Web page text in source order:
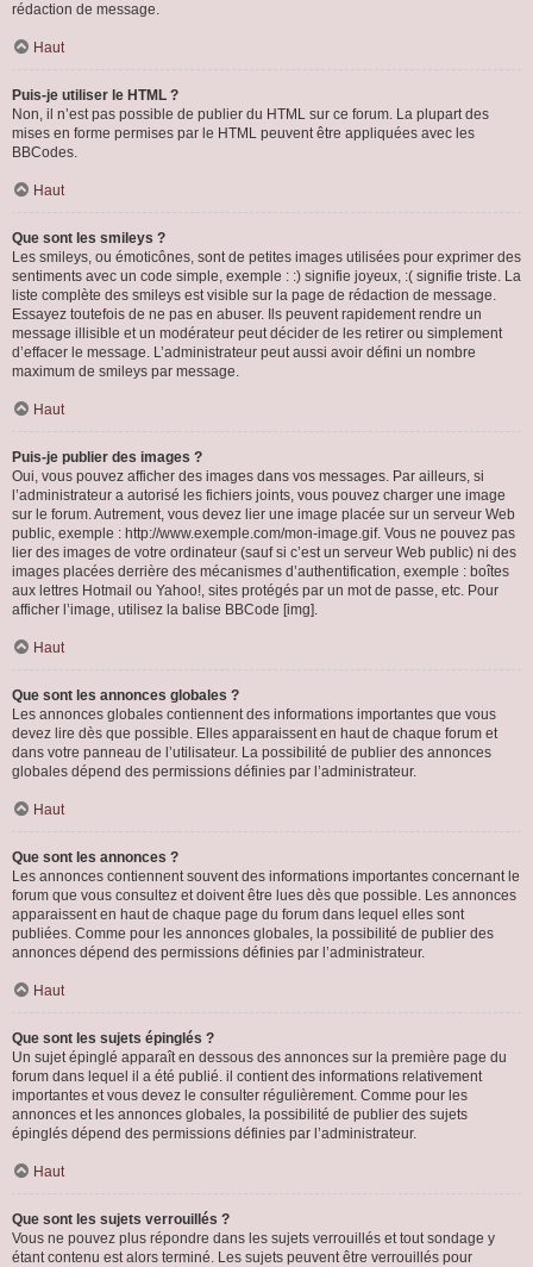
rédaction de message.
Haut
Puis-je utiliser le HTML ?
Non, il n’est pas possible de publier du HTML sur ce forum. La plupart des
mises en forme permises par le HTML peuvent être appliquées avec les
BBCodes.
Haut
Que sont les smileys ?
Les smileys, ou émoticônes, sont de petites images utilisées pour exprimer des
sentiments avec un code simple, exemple : :) signifie joyeux, :( signifie triste. La
liste complète des smileys est visible sur la page de rédaction de message.
Essayez toutefois de ne pas en abuser. Ils peuvent rapidement rendre un
message illisible et un modérateur peut décider de les retirer ou simplement
d’effacer le message. L’administrateur peut aussi avoir défini un nombre
maximum de smileys par message.
Haut
Puis-je publier des images ?
Oui, vous pouvez afficher des images dans vos messages. Par ailleurs, si
l’administrateur a autorisé les fichiers joints, vous pouvez charger une image
sur le forum. Autrement, vous devez lier une image placée sur un serveur Web
public, exemple : http://www.exemple.com/mon-image.gif. Vous ne pouvez pas
lier des images de votre ordinateur (sauf si c’est un serveur Web public) ni des
images placées derrière des mécanismes d’authentification, exemple : boîtes
aux lettres Hotmail ou Yahoo!, sites protégés par un mot de passe, etc. Pour
afficher l’image, utilisez la balise BBCode [img].
Haut
Que sont les annonces globales ?
Les annonces globales contiennent des informations importantes que vous
devez lire dès que possible. Elles apparaissent en haut de chaque forum et
dans votre panneau de l’utilisateur. La possibilité de publier des annonces
globales dépend des permissions définies par l’administrateur.
Haut
Que sont les annonces ?
Les annonces contiennent souvent des informations importantes concernant le
forum que vous consultez et doivent être lues dès que possible. Les annonces
apparaissent en haut de chaque page du forum dans lequel elles sont
publiées. Comme pour les annonces globales, la possibilité de publier des
annonces dépend des permissions définies par l’administrateur.
Haut
Que sont les sujets épinglés ?
Un sujet épinglé apparaît en dessous des annonces sur la première page du
forum dans lequel il a été publié. il contient des informations relativement
importantes et vous devez le consulter régulièrement. Comme pour les
annonces et les annonces globales, la possibilité de publier des sujets
épinglés dépend des permissions définies par l’administrateur.
Haut
Que sont les sujets verrouillés ?
Vous ne pouvez plus répondre dans les sujets verrouillés et tout sondage y
étant contenu est alors terminé. Les sujets peuvent être verrouillés pour